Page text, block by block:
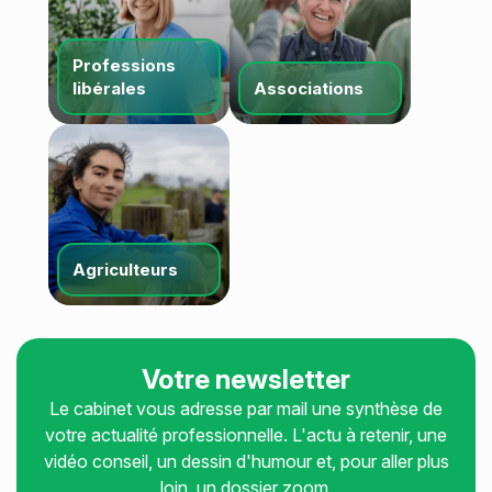
Juridique d’entreprise
Guide du chef d'entreprise
Guide de la gestion de patrimoine
Guide pratique de la Facturation Électronique
Échéancier
Simulateurs
Recherche
Professions
libérales
Associations
Agriculteurs
Votre newsletter
Le cabinet vous adresse par mail une synthèse de
votre actualité professionnelle. L'actu à retenir, une
vidéo conseil, un dessin d'humour et, pour aller plus
loin, un dossier zoom.